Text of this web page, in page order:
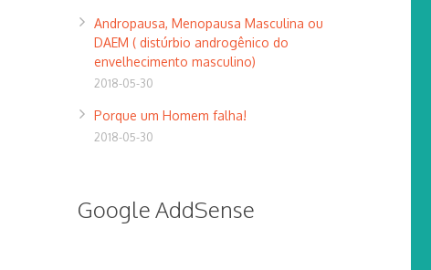
Andropausa, Menopausa Masculina ou
DAEM ( distúrbio androgênico do
envelhecimento masculino)
2018-05-30
Porque um Homem falha!
2018-05-30
Google AddSense